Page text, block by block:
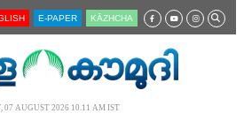
E-PAPER KĀZHCHA
07 AUGUST 2026 10.11 AM IST